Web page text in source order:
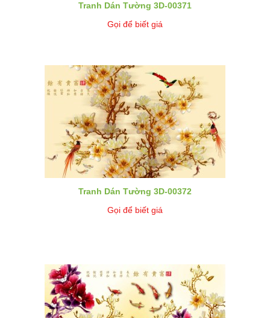
Tranh Dán Tường 3D-00371
Gọi để biết giá
Tranh Dán Tường 3D-00372
Gọi để biết giá